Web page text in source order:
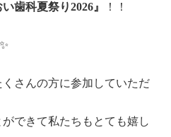
い歯科夏祭り2026』 ！！
さんの方に参加していただ
できて私たちもとても嬉し